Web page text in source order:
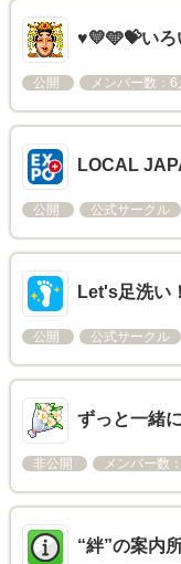
♥️💛🩵💝いろ
公開 メンバー数：6
LOCAL
公開 公式サークル
Let's足洗い
公開 公式サークル
ずっと一緒
非公開 メンバー数
“絆”の案内